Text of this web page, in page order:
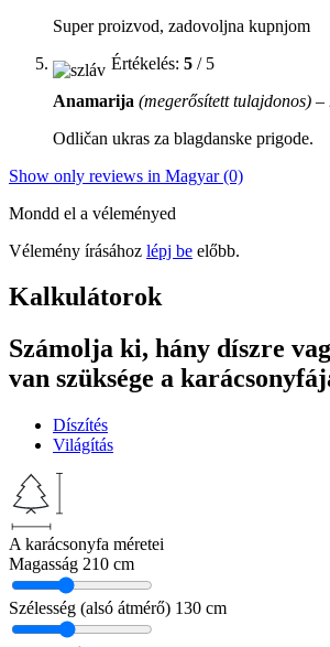
Super proizvod, zadovoljna kupnjom
Értékelés: 5 / 5
Anamarija (megerősített tulajdonos) –
Odličan ukras za blagdanske prigode.
Show only reviews in Magyar (0)
Mondd el a véleményed
Vélemény írásához lépj be előbb.
Kalkulátorok
Számolja ki, hány díszre
van szüksége a
Díszítés
Világítás
A karácsonyfa méretei
Magasság 210 cm
Szélesség (alsó átmérő) 130 cm